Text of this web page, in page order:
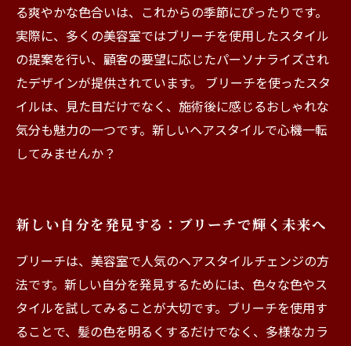
る爽やかな色合いは、これからの季節にぴったりです。
実際に、多くの美容室ではブリーチを使用したスタイル
の提案を行い、顧客の要望に応じたパーソナライズされ
たデザインが提供されています。 ブリーチを使ったスタ
イルは、見た目だけでなく、施術後に感じるおしゃれな
気分も魅力の一つです。新しいヘアスタイルで心機一転
してみませんか？
新しい自分を発見する：ブリーチで輝く未来へ
ブリーチは、美容室で人気のヘアスタイルチェンジの方
法です。新しい自分を発見するためには、色々な色やス
タイルを試してみることが大切です。ブリーチを使用す
ることで、髪の色を明るくするだけでなく、多様なカラ